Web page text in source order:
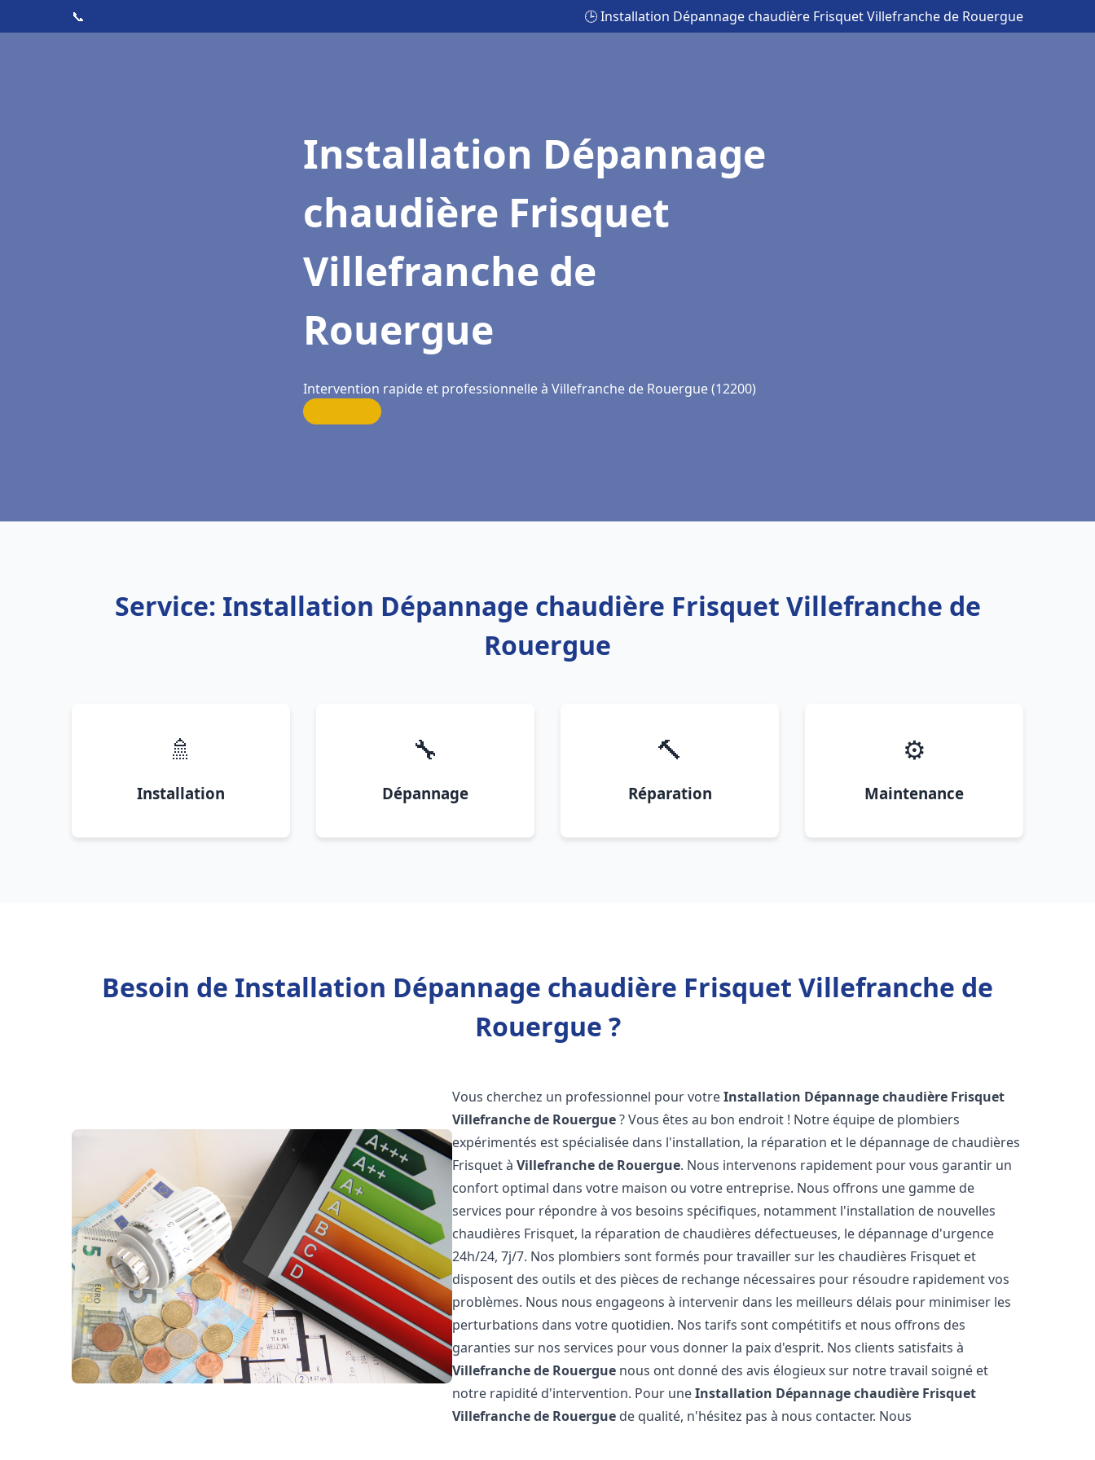
📞 🕒 Installation Dépannage chaudière Frisquet Villefranche de Rouergue
Installation Dépannage
chaudière Frisquet
Villefranche de
Rouergue
Intervention rapide et professionnelle à Villefranche de Rouergue (12200)
Service: Installation Dépannage chaudière Frisquet Villefranche de
Rouergue
🚿
Installation
🔧
Dépannage
🔨
Réparation
⚙️
Maintenance
Besoin de Installation Dépannage chaudière Frisquet Villefranche de
Rouergue ?
Vous cherchez un professionnel pour votreInstallation Dépannage chaudière Frisquet
Villefranche de Rouergue? Vous êtes au bon endroit ! Notre équipe de plombiers
expérimentés est spécialisée dans l'installation, la réparation et le dépannage de chaudières
Frisquet àVillefranche de Rouergue. Nous intervenons rapidement pour vous garantir un
confort optimal dans votre maison ou votre entreprise. Nous offrons une gamme de
services pour répondre à vos besoins spécifiques, notamment l'installation de nouvelles
chaudières Frisquet, la réparation de chaudières défectueuses, le dépannage d'urgence
24h/24, 7j/7. Nos plombiers sont formés pour travailler sur les chaudières Frisquet et
disposent des outils et des pièces de rechange nécessaires pour résoudre rapidement vos
problèmes. Nous nous engageons à intervenir dans les meilleurs délais pour minimiser les
perturbations dans votre quotidien. Nos tarifs sont compétitifs et nous offrons des
garanties sur nos services pour vous donner la paix d'esprit. Nos clients satisfaits à
Villefranche de Rouergue nous ont donné des avis élogieux sur notre travail soigné et
notre rapidité d'intervention. Pour uneInstallation Dépannage chaudière Frisquet
Villefranche de Rouergue de qualité, n'hésitez pas à nous contacter. Nous